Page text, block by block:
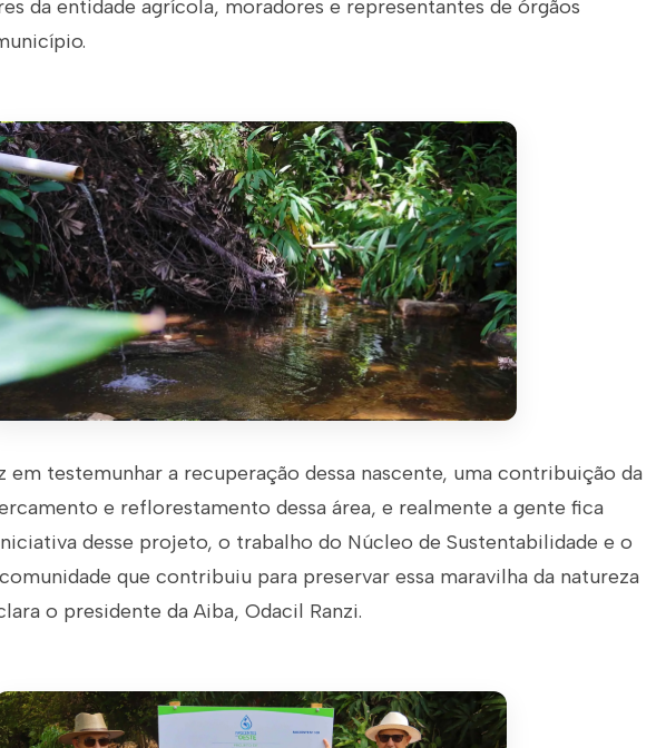
da entidade agrícola, moradores e representantes de órgãos
em testemunhar a recuperação dessa nascente, uma contribuição da
e reflorestamento dessa área, e realmente a gente fica
desse projeto, o trabalho do Núcleo de Sustentabilidade e o
que contribuiu para preservar essa maravilha da natureza
o presidente da Aiba, Odacil Ranzi.